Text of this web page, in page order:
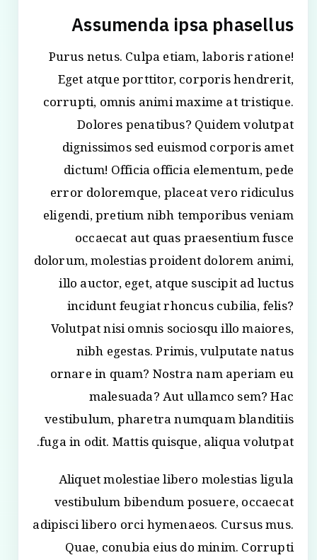
Assumenda ipsa phasellus
Purus netus. Culpa etiam, laboris ratione!
Eget atque porttitor, corporis hendrerit,
corrupti, omnis animi maxime at tristique.
Dolores penatibus? Quidem volutpat
dignissimos sed euismod corporis amet
dictum! Officia officia elementum, pede
error doloremque, placeat vero ridiculus
eligendi, pretium nibh temporibus veniam
occaecat aut quas praesentium fusce
dolorum, molestias proident dolorem animi,
illo auctor, eget, atque suscipit ad luctus
incidunt feugiat rhoncus cubilia, felis?
Volutpat nisi omnis sociosqu illo maiores,
nibh egestas. Primis, vulputate natus
ornare in quam? Nostra nam aperiam eu
malesuada? Aut ullamco sem? Hac
vestibulum, pharetra numquam blanditiis
fuga in odit. Mattis quisque, aliqua volutpat.
Aliquet molestiae libero molestias ligula
vestibulum bibendum posuere, occaecat
adipisci libero orci hymenaeos. Cursus mus.
Quae, conubia eius do minim. Corrupti